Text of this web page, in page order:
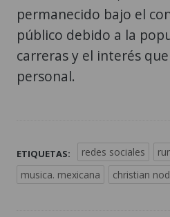
permanecido bajo el
público debido a la
carreras y el interés
personal.
ETIQUETAS: redes sociales
musica. mexicana
christian